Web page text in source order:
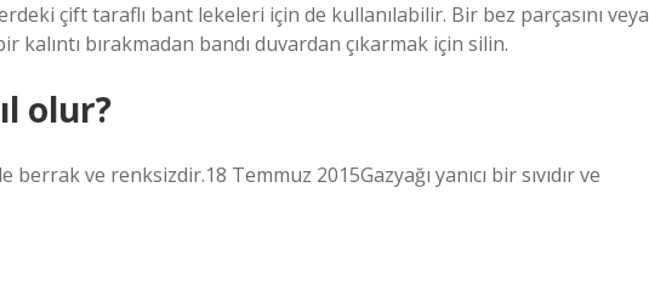
çift taraflı bant lekeleri için de kullanılabilir. Bir bez parçasını veya
kalıntı bırakmadan bandı duvardan çıkarmak için silin.
olur?
berrak ve renksizdir.18 Temmuz 2015Gazyağı yanıcı bir sıvıdır ve